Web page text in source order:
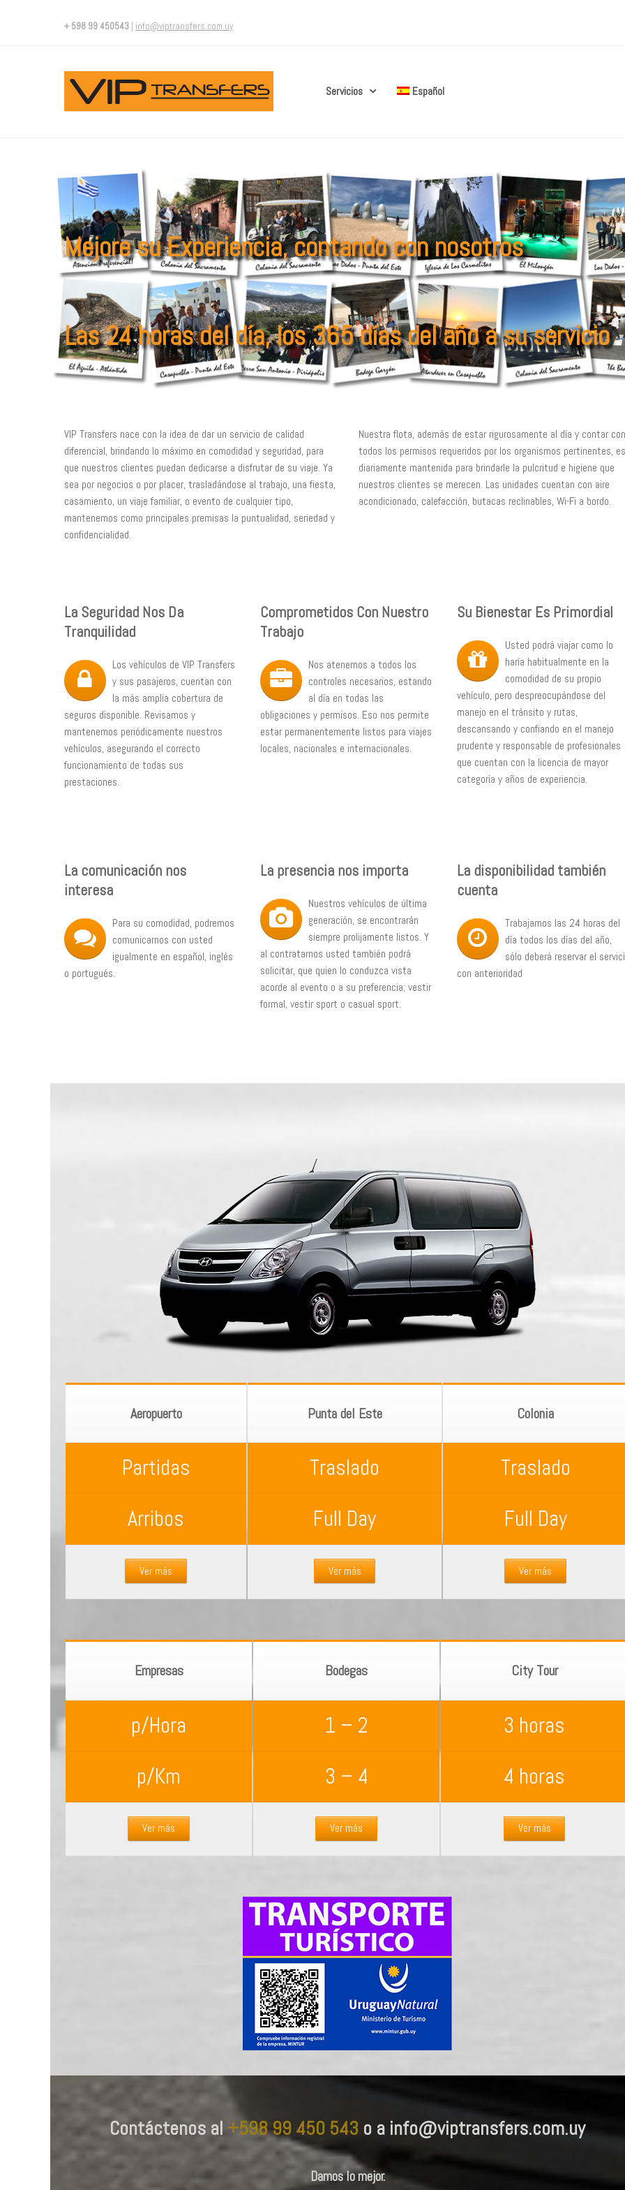
+ 598 99 450543 | info@viptransfers.com.uy
Servicios Español
Mejore su Experiencia, contando con nosotros
Las 24 horas del día, los 365 días del año a su servicio
VIP Transfers nace con la idea de dar un servicio de calidad
diferencial, brindando lo máximo en comodidad y seguridad, para
que nuestros clientes puedan dedicarse a disfrutar de su viaje. Ya
sea por negocios o por placer, trasladándose al trabajo, una fiesta,
casamiento, un viaje familiar, o evento de cualquier tipo,
mantenemos como principales premisas la puntualidad, seriedad y
confidencialidad.
Nuestra flota, además de estar rigurosamente al día y contar
todos los permisos requeridos por los organismos pertinentes,
diariamente mantenida para brindarle la pulcritud e higiene que
nuestros clientes se merecen. Las unidades cuentan con aire
acondicionado, calefacción, butacas reclinables, Wi-Fi a bordo.
La Seguridad Nos Da
Tranquilidad
Los vehículos de VIP Transfers
y sus pasajeros, cuentan con
la más amplia cobertura de
seguros disponible. Revisamos y
mantenemos periódicamente nuestros
vehículos, asegurando el correcto
funcionamiento de todas sus
prestaciones.
Comprometidos Con Nuestro
Trabajo
Nos atenemos a todos los
controles necesarios, estando
al día en todas las
obligaciones y permisos. Eso nos permite
estar permanentemente listos para viajes
locales, nacionales e internacionales.
Su Bienestar Es Primordial
Usted podrá viajar como lo
haría habitualmente en la
comodidad de su propio
vehículo, pero despreocupándose del
manejo en el tránsito y rutas,
descansando y confiando en el manejo
prudente y responsable de profesionales
que cuentan con la licencia de mayor
categoría y años de experiencia.
La comunicación nos
interesa
Para su comodidad, podremos
comunicarnos con usted
igualmente en español, inglés
o portugués.
La presencia nos importa
Nuestros vehículos de última
generación, se encontrarán
siempre prolijamente listos. Y
al contratarnos usted también podrá
solicitar, que quien lo conduzca vista
acorde al evento o a su preferencia; vestir
formal, vestir sport o casual sport.
La disponibilidad también
cuenta
Trabajamos las 24 horas del
día todos los días del año,
sólo deberá reservar el
con anterioridad
Aeropuerto
Partidas
Arribos
Ver más
Punta del Este
Traslado
Full Day
Ver más
Colonia
Traslado
Full Day
Ver más
Empresas
p/Hora
p/Km
Ver más
Bodegas
1 – 2
3 – 4
Ver más
City Tour
3 horas
4 horas
Ver más
Contáctenos al +598 99 450 543 o a info@viptransfers.com.uy
Damos lo mejor.